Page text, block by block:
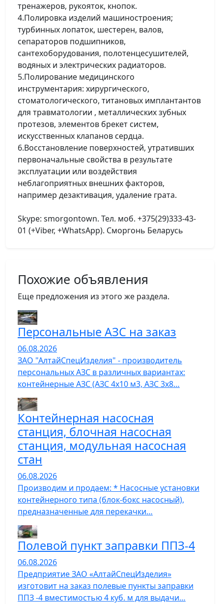
тренажеров, рукояток, кнопок.
4.Полировка изделий машиностроения;
турбинных лопаток, шестерен, валов,
сепараторов подшипников,
сантехоборудования, полотенцесушителей,
водяных и электрических радиаторов.
5.Полирование медицинского
инструментария: хирургического,
стоматологического, титановых имплантантов
для травматологии , металлических зубных
протезов, элементов брекет систем,
искусственных клапанов сердца.
6.Восстановление поверхностей, утративших
первоначальные свойства в результате
эксплуатации или воздействия
неблагоприятных внешних факторов,
например дезактивация, удаление грата.
Skype: smorgontown. Тел. моб. +375(29)333-43-
01 (+Viber, +WhatsApp). Сморгонь Беларусь
Похожие объявления
Еще предложения из этого же раздела.
Персональные АЗС на заказ
06.08.2026
ЗАО "АлтайСпецИзделия" - производитель
персональных АЗС в различных вариантах:
контейнерные АЗС (АЗС 4х10 м3, АЗС 3х8…
Контейнерная насосная
станция, блочная насосная
станция, модульная насосная
стан
06.08.2026
Производим и продаем: * Насосные установки
контейнерного типа (блок-бокс насосный),
предназначенные для перекачки…
Полевой пункт заправки ППЗ-4
06.08.2026
Предприятие ЗАО «АлтайСпецИзделия»
изготовит на заказ полевые пункты заправки
ППЗ -4 вместимостью 4 куб. м для выдачи…